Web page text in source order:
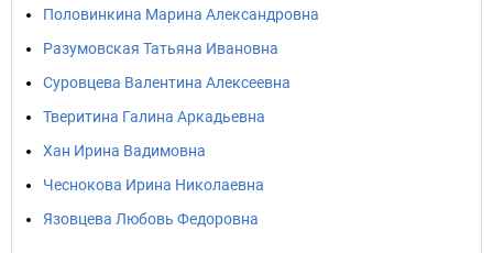
Половинкина Марина Александровна
Разумовская Татьяна Ивановна
Суровцева Валентина Алексеевна
Тверитина Галина Аркадьевна
Хан Ирина Вадимовна
Чеснокова Ирина Николаевна
Язовцева Любовь Федоровна